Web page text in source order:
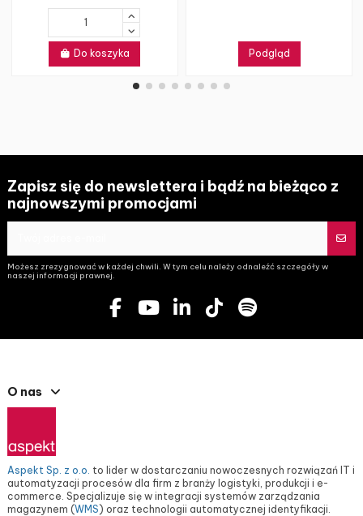
Do koszyka Podgląd
Zapisz się do newslettera i bądź na bieżąco z
najnowszymi promocjami
Możesz zrezygnować w każdej chwili. W tym celu należy odnaleźć szczegóły w
naszej informacji prawnej.
O nas
Aspekt Sp. z o.o. to lider w dostarczaniu nowoczesnych rozwiązań IT i
automatyzacji procesów dla firm z branży logistyki, produkcji i e-
commerce. Specjalizuje się w integracji systemów zarządzania
magazynem (WMS) oraz technologii automatycznej identyfikacji.